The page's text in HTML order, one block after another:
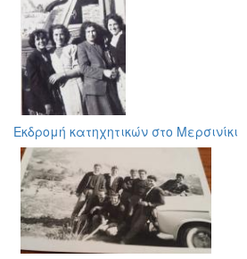
Εκδρομή κατηχητικών στο Μερσινίκι